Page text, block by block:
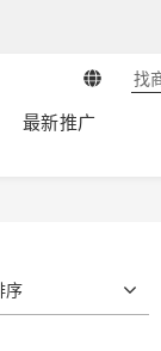
最新推广
序